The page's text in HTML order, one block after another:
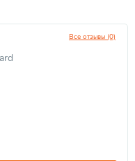
Все отзывы (0)